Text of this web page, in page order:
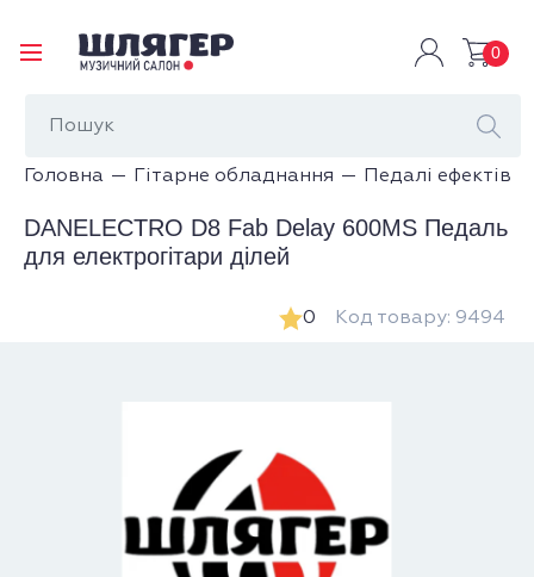
0
Головна Гітарне обладнання Педалі ефектів
DANELECTRO D8 Fab Delay 600MS Педаль
для електрогітари ділей
0 Код товару: 9494